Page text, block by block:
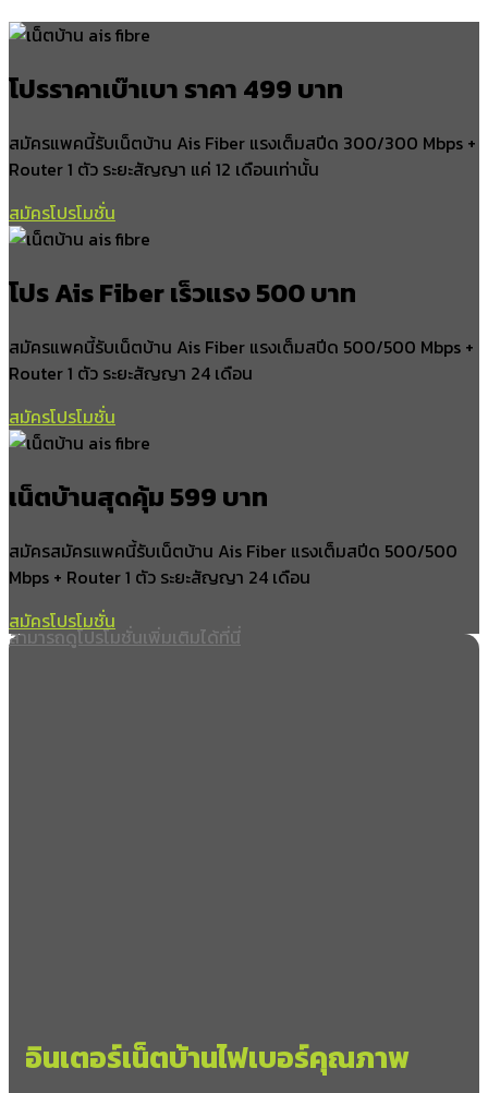
โปรราคาเบ๊าเบา ราคา 499 บาท
สมัครแพคนี้รับเน็ตบ้าน Ais Fiber แรงเต็มสปีด 300/300 Mbps +
Router 1 ตัว ระยะสัญญา แค่ 12 เดือนเท่านั้น
สมัครโปรโมชั่น
โปร Ais Fiber เร็วแรง 500 บาท
สมัครแพคนี้รับเน็ตบ้าน Ais Fiber แรงเต็มสปีด 500/500 Mbps +
Router 1 ตัว ระยะสัญญา 24 เดือน
สมัครโปรโมชั่น
เน็ตบ้านสุดคุ้ม 599 บาท
สมัครสมัครแพคนี้รับเน็ตบ้าน Ais Fiber แรงเต็มสปีด 500/500
Mbps + Router 1 ตัว ระยะสัญญา 24 เดือน
สมัครโปรโมชั่น
สามารถดูโปรโมชั่นเพิ่มเติมได้ที่นี่
อินเตอร์เน็ตบ้านไฟเบอร์คุณภาพ